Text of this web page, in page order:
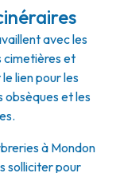
avec les
cimetières et
lien pour les
obsèques et les
à Mondon
solliciter pour